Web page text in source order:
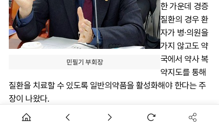
민필기 부회장
한 가운데 경증
질환의 경우 환
자가 병·의원을
가지 않고도 약
국에서 약사 복
약지도를 통해
질환을 치료할 수 있도록 일반의약품을 활성화해야 한다는 주
장이 나왔다.